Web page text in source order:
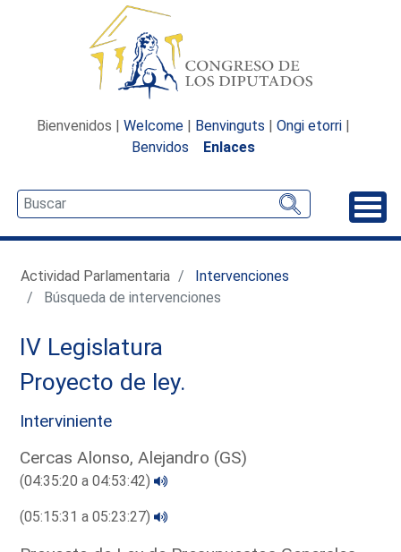
Bienvenidos | Welcome | Benvinguts | Ongi etorri |
Benvidos
Enlaces
Actividad Parlamentaria
Intervenciones
Búsqueda de intervenciones
IV Legislatura
Proyecto de ley.
Interviniente
Cercas Alonso, Alejandro (GS)
(04:35:20 a 04:53:42)
(05:15:31 a 05:23:27)